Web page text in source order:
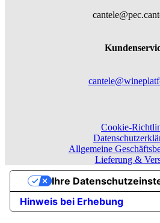
Cookie-
Allgemeine
Lieferung &
Hinweis bei Erhebung
Ihre